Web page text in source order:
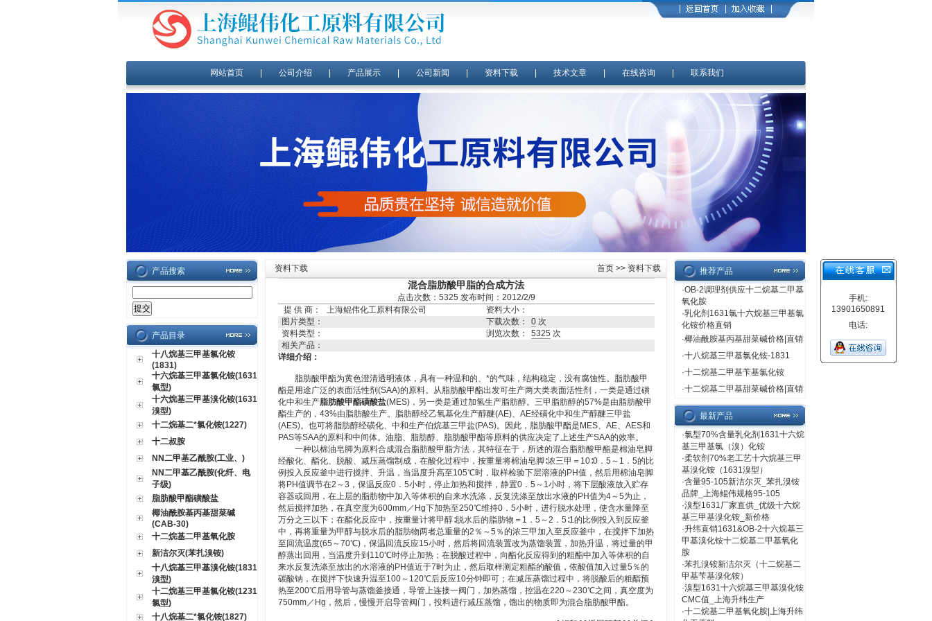
网站首页| 公司介绍 产品展示| 公司新闻 资料下载| 技术文章| 在线咨询 联系我们
手机:
13901650891
电话:
产品搜索
产品目录
十八烷基三甲基氯化铵
(1831)
十六烷基三甲基氯化铵(1631
氯型)
十六烷基三甲基溴化铵(1631
溴型)
十二烷基二*氯化铵(1227)
十二叔胺
NN二甲基乙酰胺(工业、)
NN二甲基乙酰胺(化纤、电
子级)
脂肪酸甲酯磺酸盐
椰油酰胺基丙基甜菜碱
(CAB-30)
十二烷基二甲基氧化胺
新洁尔灭(苯扎溴铵)
十八烷基三甲基溴化铵(1831
溴型)
十二烷基三甲基氯化铵(1231
氯型)
十八烷基二*氯化铵(1827)
资料下载 首页 >> 资料下载
混合脂肪酸甲脂的合成方法
点击次数：5325 发布时间：2012/2/9
提 供 商：
上海鲲伟化工原料有限公司
资料大小：
图片类型：
下载次数： 0次
资料类型：
浏览次数： 5325 次
相关产品：
详细介绍：
脂肪酸甲酯为黄色澄清透明液体，具有一种温和的、*的气味，结构稳定，没有腐蚀性。脂肪酸甲
酯是用途广泛的表面活性剂(SAA)的原料。从脂肪酸甲酯出发可生产两大类表面活性剂，一类是通过磺
化中和生产脂肪酸甲酯磺酸盐(MES)，另一类是通过加氢生产脂肪醇。三甲脂肪醇的57%是由脂肪酸甲
酯生产的，43%由脂肪酸生产。脂肪醇经乙氧基化生产醇醚(AE)、AE经磺化中和生产醇醚三甲盐
(AES)。也可将脂肪醇经磺化、中和生产伯烷基三甲盐(PAS)。因此，脂肪酸甲酯是MES、AE、AES和
PAS等SAA的原料和中间体。油脂、脂肪醇、脂肪酸甲酯等原料的供应决定了上述生产SAA的效率。
一种以棉油皂脚为原料合成混合脂肪酸甲脂方法，其特征在于，所述的混合脂肪酸甲酯是棉油皂脚
经酸化、酯化、脱酸、减压蒸馏制成，在酸化过程中，按重量将棉油皂脚∶浓三甲＝10∶0．5～1．5的比
例投入反应釜中进行搅拌、升温，当温度升高至105℃时，取样检验下层溶液的PH值，然后用棉油皂脚
将PH值调节在2～3，保温反应0．5小时，停止加热和搅拌，静置0．5～1小时，将下层酸液放入贮存
容器或回用，在上层的脂肪物中加入等体积的自来水洗涤，反复洗涤至放出水液的PH值为4～5为止，
然后搅拌加热，在真空度为600mm／Hg下加热至250℃维持0．5小时，进行脱水处理，使含水量降至
万分之三以下；在酯化反应中，按重量计将甲醇∶脱水后的脂肪物＝1．5～2．5∶1的比例投入到反应釜
中，再将重量为甲醇与脱水后的脂肪物两者总重量的2％～5％的浓三甲加入至反应釜中，在搅拌下加热
至回流温度(65～70℃)，保温回流反应15小时，然后将回流装置改为蒸馏装置，加热升温，将过量的甲
醇蒸出回用，当温度升到110℃时停止加热；在脱酸过程中，向酯化反应得到的粗酯中加入等体积的自
来水反复洗涤至放出的水溶液的PH值近于7时为止，然后取样测定粗酯的酸值，依酸值加入过量5％的
碳酸钠，在搅拌下快速升温至100～120℃后反应10分钟即可；在减压蒸馏过程中，将脱酸后的粗酯预
热至200℃后用导管与蒸馏釜接通，导管上连接一阀门，加热蒸馏，控温在220～230℃之间，真空度为
750mm／Hg，然后，慢慢开启导管阀门，投料进行减压蒸馏，馏出的物质即为混合脂肪酸甲酯。
推荐产品
·OB-2调理剂供应十二烷基二甲基
氧化胺
·乳化剂1631氯十六烷基三甲基氯
化铵价格直销
·椰油酰胺基丙基甜菜碱价格|直销
·十八烷基三甲基氯化铵-1831
·十二烷基二甲基苄基氯化铵
·十二烷基二甲基甜菜碱价格|直销
最新产品
·氯型70%含量乳化剂1631十六烷
基三甲基氯（溴）化铵
·柔软剂70%老工艺十六烷基三甲
基溴化铵（1631溴型）
·含量95-105新洁尔灭_苯扎溴铵
品牌_上海鲲伟规格95-105
·溴型1631厂家直供_优级十六烷
基三甲基溴化铵_新价格
·升纬直销1631&OB-2十六烷基三
甲基溴化铵十二烷基二甲基氧化
胺
·苯扎溴铵新洁尔灭（十二烷基二
甲基苄基溴化铵）
·溴型1631十六烷基三甲基溴化铵
CMC值_上海升纬生产
·十二烷基二甲基氧化胺|上海升纬